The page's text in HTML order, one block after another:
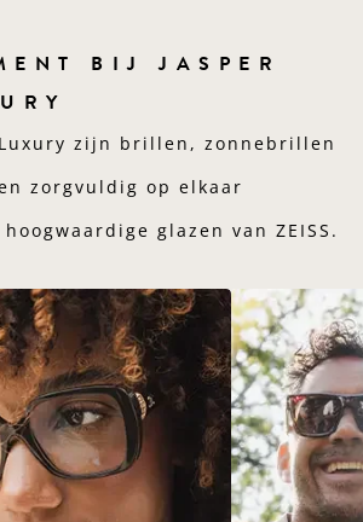
BIJ JASPER
zijn brillen, zonnebrillen
zorgvuldig op elkaar
glazen van ZEISS.